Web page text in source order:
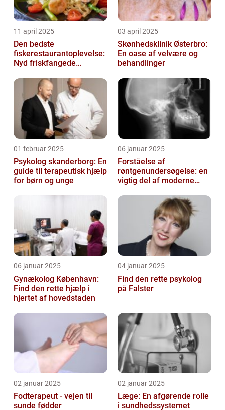
11 april 2025
Den bedste
fiskerestaurantoplevelse:
Nyd friskfangede
03 april 2025
Skønhedsklinik Østerbro:
En oase af velvære og
behandlinger
01 februar 2025
Psykolog skanderborg: En
guide til terapeutisk hjælp
for børn og unge
06 januar 2025
Forståelse af
røntgenundersøgelse: en
vigtig del af moderne
06 januar 2025
Gynækolog København:
Find den rette hjælp i
hjertet af hovedstaden
04 januar 2025
Find den rette psykolog
på Falster
02 januar 2025
Fodterapeut - vejen til
sunde fødder
02 januar 2025
Læge: En afgørende rolle
i sundhedssystemet